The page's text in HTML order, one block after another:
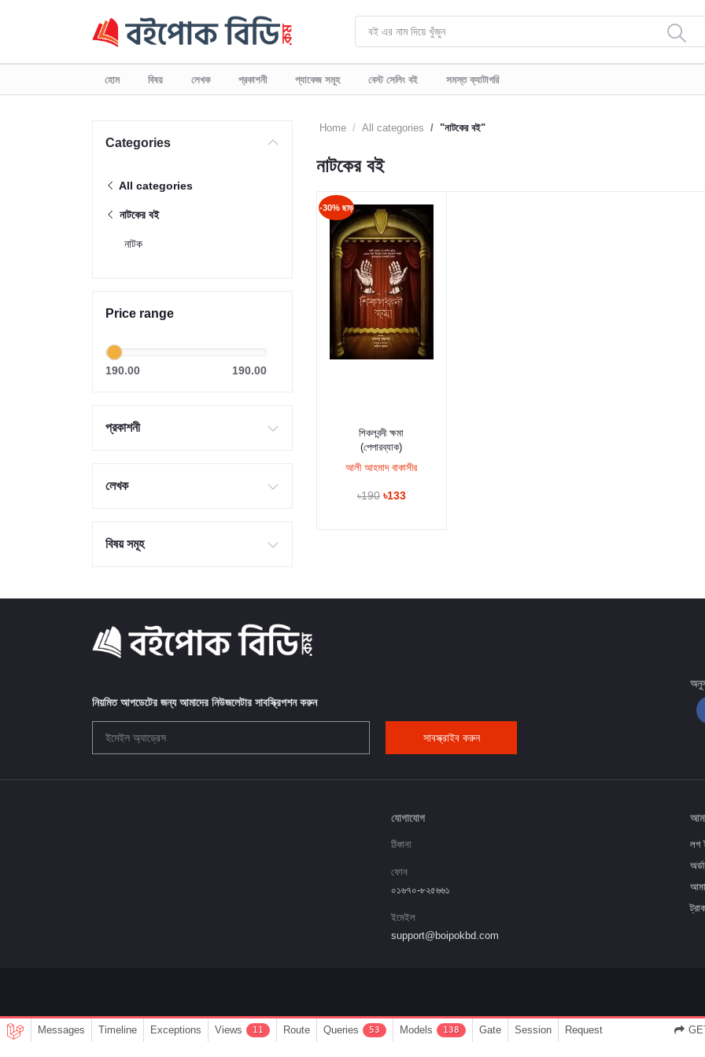
হোম বিষয় লেখক প্রকাশনী প্যাকেজ সমূহ বেস্ট সেলিং বই সমস্ত ক্যাটাগরি
Categories
All categories
নাটকের বই
নাটক
Price range
190.00 190.00
প্রকাশনী
লেখক
বিষয় সমূহ
Home All categories "নাটকের বই"
নাটকের বই
-30% ছাড়
কার্টে যুক্ত করুন
শিকলবন্দী ক্ষমা
(পেপারব্যাক)
আলী আহমাদ বাকাসীর
৳190 ৳133
নিয়মিত আপডেটের জন্য আমাদের নিউজলেটার সাবস্ক্রিপশন করুন
সাবস্ক্রাইব করুন
যোগাযোগ
ঠিকানা
ফোন
০১৬৭০-৮২৫৬৬১
ইমেইল
support@boipokbd.com
লগ
Messages Timeline Exceptions Views 11 Route Queries 53 Models 138 Gate Session Request